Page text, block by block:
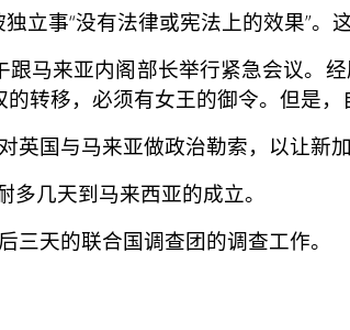
事“没有法律或宪法上的效果”。
来亚内阁部长举行紧急会议。经
转移，必须有女王的御令。但是，
国与马来亚做政治勒索，以让新
几天到马来西亚的成立。
天的联合国调查团的调查工作。